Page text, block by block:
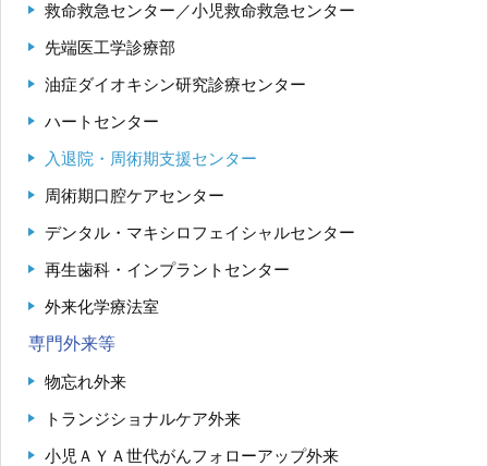
救命救急センター／小児救命救急センター
先端医工学診療部
油症ダイオキシン研究診療センター
ハートセンター
入退院・周術期支援センター
周術期口腔ケアセンター
デンタル・マキシロフェイシャルセンター
再生歯科・インプラントセンター
外来化学療法室
専門外来等
物忘れ外来
トランジショナルケア外来
小児ＡＹＡ世代がんフォローアップ外来